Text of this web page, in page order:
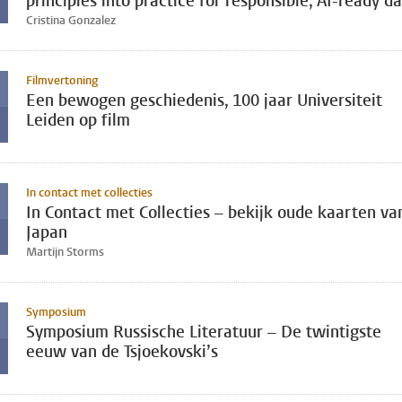
Cristina Gonzalez
Filmvertoning
Een bewogen geschiedenis, 100 jaar Universiteit
Leiden op film
In contact met collecties
In Contact met Collecties – bekijk oude kaarten
Japan
Martijn Storms
Symposium
Symposium Russische Literatuur – De twintigste
eeuw van de Tsjoekovski’s